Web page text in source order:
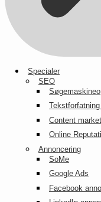
Specialer
SEO
Content
Online
Annoncering
SoMe
Google Ads
Facebook